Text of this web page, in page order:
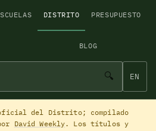
DISTRITO PRESUPUESTO
BLOG
🔍 EN
oficial del Distrito; compilado
David Weekly. Los títulos y